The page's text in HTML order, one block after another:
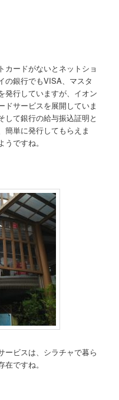
カードがないとネットショ
の銀行でもVISA、マスタ
発行していますが、イオン
ドサービスを展開していま
して銀行の給与振込証明と
簡単に発行してもらえま
ですね。
ービスは、シラチャで暮ら
ですね。